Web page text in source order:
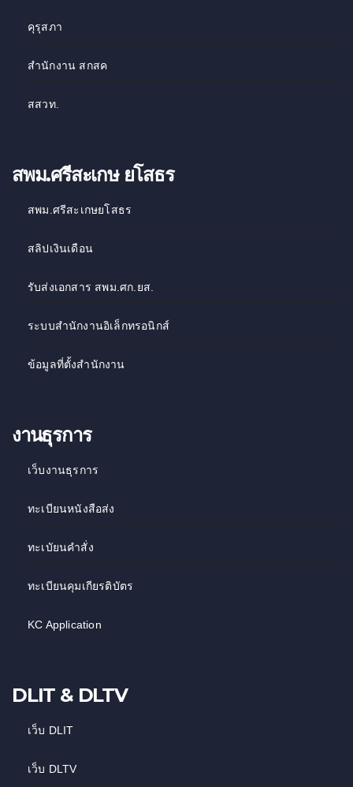
คุรุสภา
สำนักงาน สกสค
สสวท.
สพม.ศรีสะเกษ ยโสธร
สพม.ศรีสะเกษยโสธร
สลิปเงินเดือน
รับส่งเอกสาร สพม.ศก.ยส.
ระบบสำนักงานอิเล็กทรอนิกส์
ข้อมูลที่ตั้งสำนักงาน
งานธุรการ
เว็บงานธุรการ
ทะเบียนหนังสือส่ง
ทะเบัยนคำสั่ง
ทะเบียนคุมเกียรติบัตร
KC Application
DLIT & DLTV
เว็บ DLIT
เว็บ DLTV